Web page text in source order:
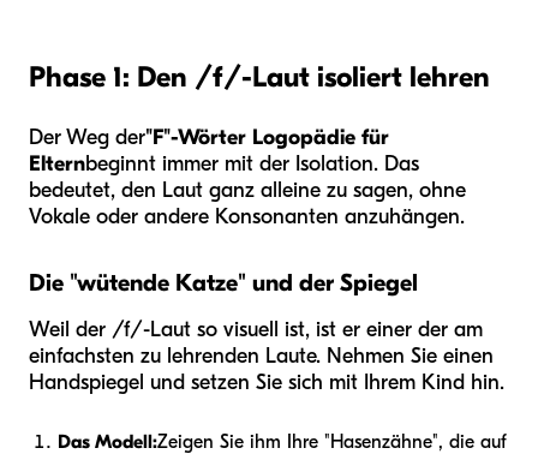
Phase 1: Den /f/-Laut isoliert lehren
Der Weg der"F"-Wörter Logopädie für
Elternbeginnt immer mit der Isolation. Das
bedeutet, den Laut ganz alleine zu sagen, ohne
Vokale oder andere Konsonanten anzuhängen.
Die "wütende Katze" und der Spiegel
Weil der /f/-Laut so visuell ist, ist er einer der am
einfachsten zu lehrenden Laute. Nehmen Sie einen
Handspiegel und setzen Sie sich mit Ihrem Kind hin.
Das Modell:Zeigen Sie ihm Ihre "Hasenzähne", die auf